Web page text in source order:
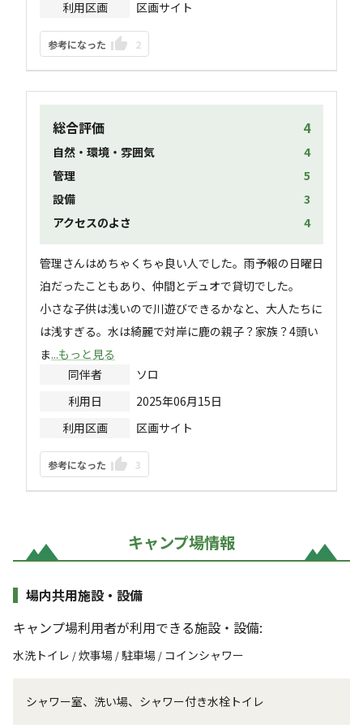
利用区画 区画サイト
参考になった 2
総合評価 4
自然・環境・雰囲気
4
管理
5
設備
3
アクセスのよさ
4
管理さんはめちゃくちゃ良い人でした。雨予報の日曜日
泊だったこともあり、仲間とデュオで貸切でした。
小さな子供は浅いので川遊びできるかなと、大人たちに
は浅すぎる。水は綺麗で対岸に鹿の親子？家族？4頭い
ま...もっと見る
同伴者
ソロ
利用日
2025年06月15日
利用区画
区画サイト
参考になった 3
キャンプ場情報
場内共用施設・設備
キャンプ場利用者が利用できる施設・設備:
水洗トイレ /炊事場 /駐車場 / コインシャワー
シャワー室、洗い場、シャワー付き水栓トイレ